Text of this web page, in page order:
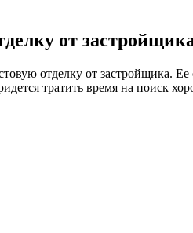
от
отделку от застройщика.
тратить время на поиск